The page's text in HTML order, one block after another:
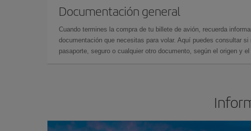
Documentación general
Cuando termines la compra de tu billete de avión, recuerda
documentación que necesitas para volar. Aquí puedes consultar si
pasaporte, seguro o cualquier otro documento, según el origen y